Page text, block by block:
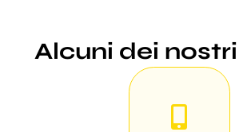
Alcuni dei